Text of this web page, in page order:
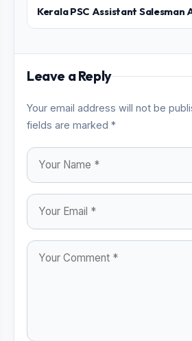
Kerala PSC Assistant Salesman
Leave a Reply
Your email address will not be
fields are marked *